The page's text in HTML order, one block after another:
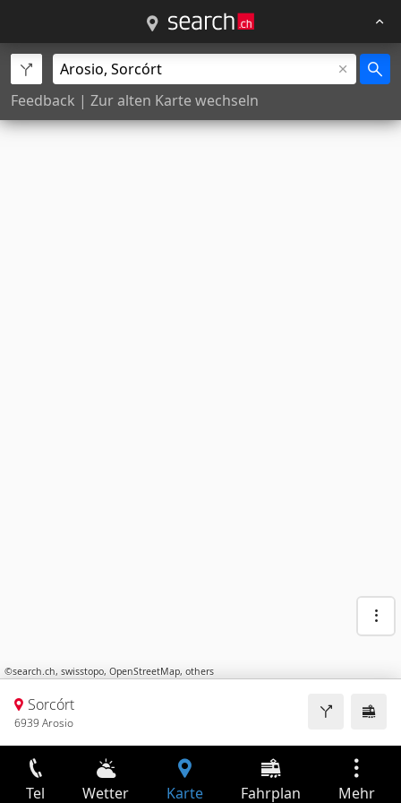
Feedback | Zur alten Karte wechseln
©search.ch, swisstopo, OpenStreetMap, others
Sorcórt
6939 Arosio
Tel Wetter Karte Fahrplan Mehr